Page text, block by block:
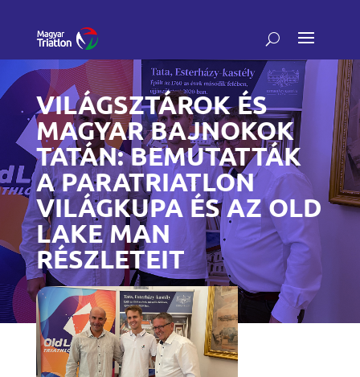
VILÁGSZTÁROK ÉS
MAGYAR BAJNOKOK
TATÁN: BEMUTATTÁK
A PARATRIATLON
VILÁGKUPA ÉS AZ OLD
LAKE MAN
RÉSZLETEIT